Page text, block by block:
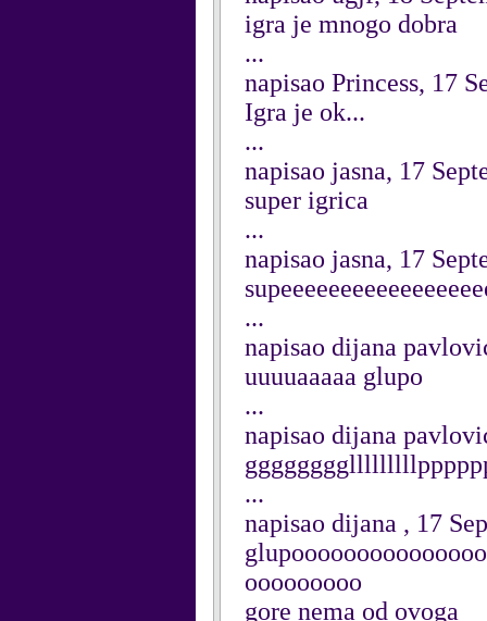
igra je mnogo dobra
...
napisao Princess, 17
Igra je ok...
...
napisao jasna, 17
super igrica
...
napisao jasna, 17
...
napisao dijana
uuuuaaaaa glupo
...
napisao dijana
...
napisao dijana , 17
ooooooooo
gore nema od ovoga